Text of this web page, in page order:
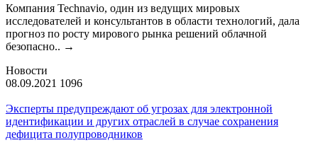
Компания Technavio, один из ведущих мировых
исследователей и консультантов в области технологий, дала
прогноз по росту мирового рынка решений облачной
безопасно.. →
Новости
08.09.2021 1096
Эксперты предупреждают об угрозах для электронной
идентификации и других отраслей в случае сохранения
дефицита полупроводников